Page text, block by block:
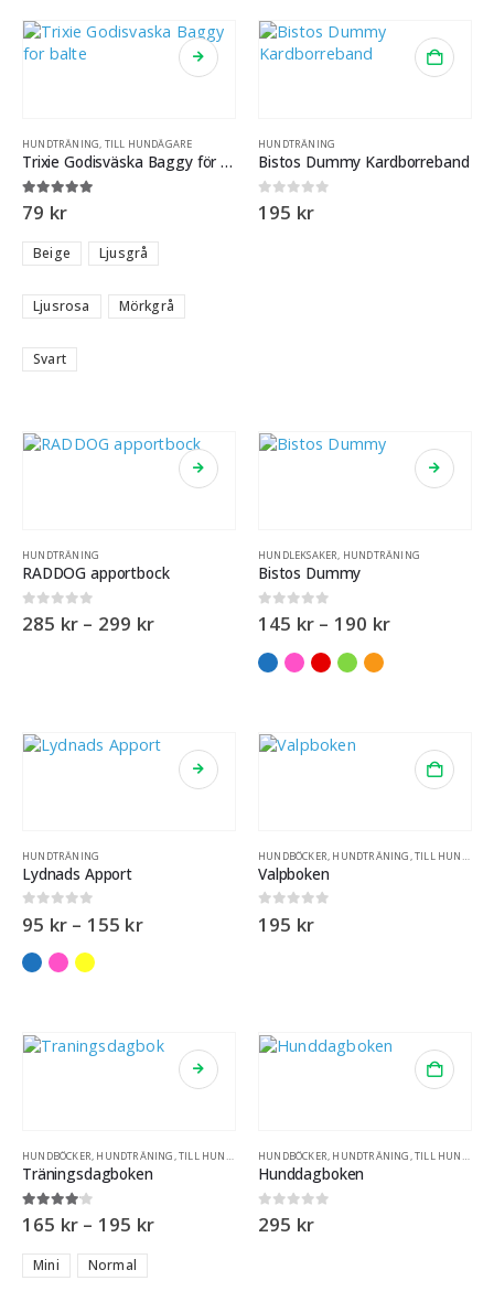
HUNDTRÄNING, TILL HUNDÄGARE
Trixie Godisväska Baggy för bälte
5.00 out of 5
79 kr
Beige Ljusgrå
Ljusrosa Mörkgrå
Svart
HUNDTRÄNING
Bistos Dummy Kardborreband
0 out of 5
195 kr
HUNDTRÄNING
RADDOG apportbock
0out of 5
285 kr – 299 kr
HUNDLEKSAKER, HUNDTRÄNING
Bistos Dummy
0 out of 5
145 kr – 190 kr
HUNDTRÄNING
Lydnads Apport
0 out of 5
95 kr – 155 kr
HUNDBÖCKER HUNDTRÄNING ,TILL HUNDÄGARE
Valpboken
0 out of 5
195 kr
HUNDBÖCKER, HUNDTRÄNING,TILL HUNDÄGARE
Träningsdagboken
4.00out of 5
165 kr – 195 kr
Mini Normal
HUNDBÖCKER, HUNDTRÄNING,TILL HUNDÄGARE
Hunddagboken
0out of 5
295 kr